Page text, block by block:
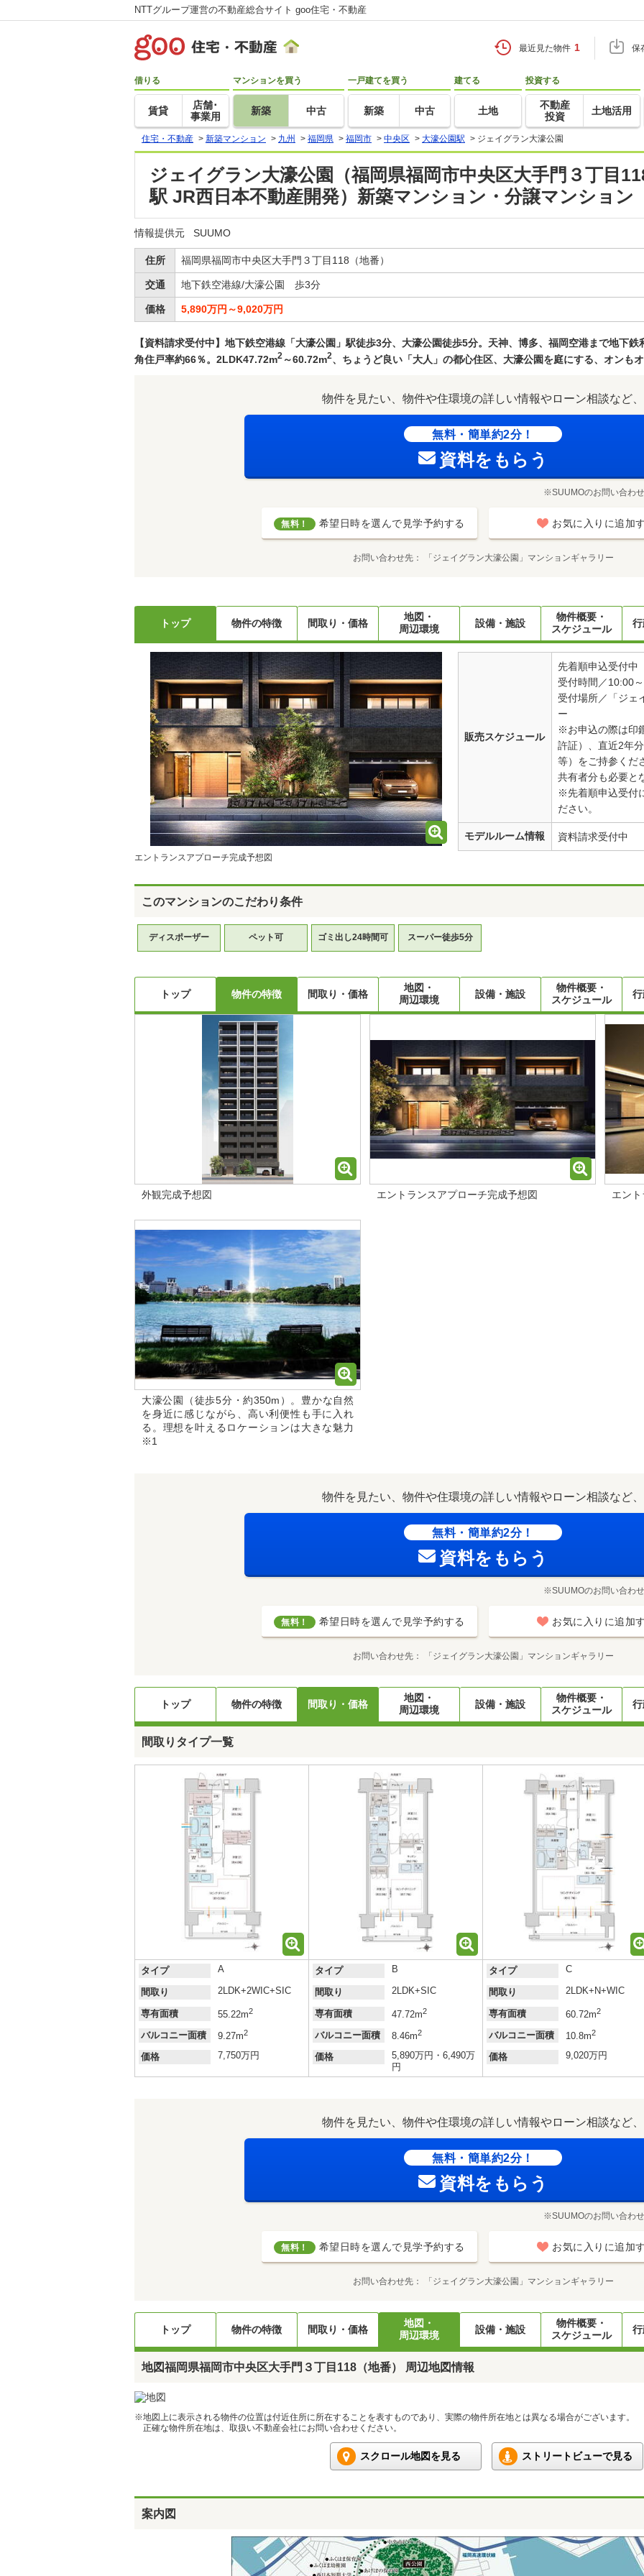
NTTグループ運営の不動産総合サイト goo住宅・不動産
最近見た物件 1 保
借りる
賃貸
店舗･
事業用
マンションを買う
新築 中古
一戸建てを買う
新築 中古
建てる
土地
投資する
不動産
投資
土地活用
住宅・不動産 > 新築マンション > 九州 > 福岡県 > 福岡市 > 中央区 > 大濠公園駅 > ジェイグラン大濠公園
ジェイグラン大濠公園（福岡県福岡市中央区大手門３丁目
駅 JR西日本不動産開発）新築マンション・分譲マンション
情報提供元 SUUMO
住所 福岡県福岡市中央区大手門３丁目118（地番）
交通 地下鉄空港線/大濠公園 歩3分
価格 5,890万円～9,020万円
【資料請求受付中】地下鉄空港線「大濠公園」駅徒歩3分、大濠公園徒歩5分。天神、博多、福岡空港まで地下
角住戸率約66％。2LDK47.72m2 ～60.72m2、ちょうど良い「大人」の都心住区、大濠公園を庭にする、オンもオ
物件を見たい、物件や住環境の詳しい情報やローン相談など、
無料・簡単約2分！
資料をもらう
※SUUMOのお問い合わ
無料！ 希望日時を選んで見学予約する お気に入りに追加
お問い合わせ先 「ジェイグラン大濠公園」マンションギャラリー
トップ 物件の特徴 間取り・価格
地図・
周辺環境
設備・施設
物件概要・
スケジュール
エントランスアプローチ完成予想図
販売スケジュール
先着順申込受付中
受付時間／10:00
受付場所／「ジェ
ー
※お申込の際は印
許証）、直近2年
等）をご持参くだ
共有者分も必要と
※先着順申込受付
ださい。
モデルルーム情報 資料請求受付中
このマンションのこだわり条件
ディスポーザー ペット可 ゴミ出し24時間可 スーパー徒歩5分
トップ 物件の特徴 間取り・価格
地図・
周辺環境
設備・施設
物件概要・
スケジュール
外観完成予想図 エントランスアプローチ完成予想図 エン
大濠公園（徒歩5分・約350m）。豊かな自然
を身近に感じながら、高い利便性も手に入れ
る。理想を叶えるロケーションは大きな魅力
※1
物件を見たい、物件や住環境の詳しい情報やローン相談など、
無料・簡単約2分！
資料をもらう
※SUUMOのお問い合わ
無料！ 希望日時を選んで見学予約する お気に入りに追加
お問い合わせ先 「ジェイグラン大濠公園」マンションギャラリー
トップ 物件の特徴 間取り・価格
地図・
周辺環境
設備・施設
物件概要・
スケジュール
間取りタイプ一覧
タイプ A
間取り 2LDK+2WIC+SIC
専有面積 55.22m2
バルコニー面積 9.27m2
価格 7,750万円
タイプ B
間取り 2LDK+SIC
専有面積 47.72m2
バルコニー面積 8.46m2
価格
5,890万円・6,490万
円
タイプ C
間取り 2LDK+N+WIC
専有面積 60.72m2
バルコニー面積 10.8m2
価格 9,020万円
物件を見たい、物件や住環境の詳しい情報やローン相談など、
無料・簡単約2分！
資料をもらう
※SUUMOのお問い合わ
無料！ 希望日時を選んで見学予約する お気に入りに追加
お問い合わせ先 「ジェイグラン大濠公園」マンションギャラリー
トップ 物件の特徴 間取り・価格
地図・
周辺環境
設備・施設
物件概要・
スケジュール
地図福岡県福岡市中央区大手門３丁目118（地番） 周辺地図情報
※地図上に表示される物件の位置は付近住所に所在することを表すものであり、実際の物件所在地とは異なる場合がございます。
正確な物件所在地は、取扱い不動産会社にお問い合わせください。
スクロール地図を見る ストリートビューで見る
案内図